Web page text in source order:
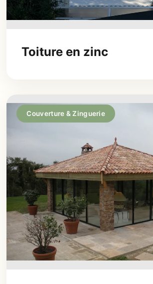
Toiture en zinc
Couverture & Zinguerie